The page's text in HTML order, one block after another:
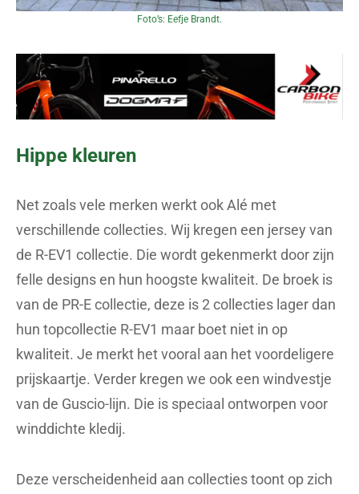
Foto’s: Eefje Brandt.
Hippe kleuren
Net zoals vele merken werkt ook Alé met
verschillende collecties. Wij kregen een jersey van
de R-EV1 collectie. Die wordt gekenmerkt door zijn
felle designs en hun hoogste kwaliteit. De broek is
van de PR-E collectie, deze is 2 collecties lager dan
hun topcollectie R-EV1 maar boet niet in op
kwaliteit. Je merkt het vooral aan het voordeligere
prijskaartje. Verder kregen we ook een windvestje
van de Guscio-lijn. Die is speciaal ontworpen voor
winddichte kledij.
Deze verscheidenheid aan collecties toont op zich